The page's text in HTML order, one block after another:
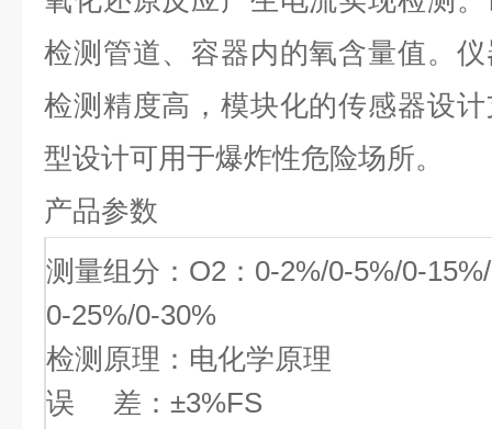
检测管道、容器内的氧含量值。
检测精度高，模块化的传感器设
型设计可用于爆炸性危险场所。
产品参数
测量组分：O2：0-2%/0-5%/0-15%/
0-25%/0-30%
检测原理：电化学原理
误 差：±3%FS